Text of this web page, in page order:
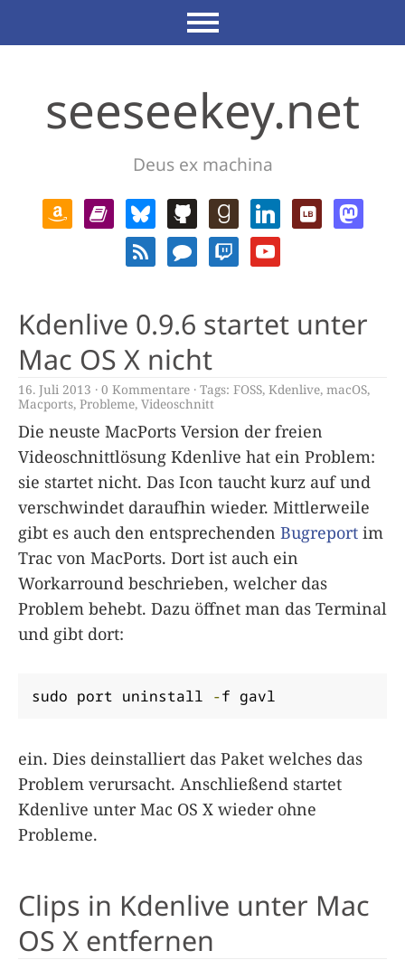
seeseekey.net
Deus ex machina
Kdenlive 0.9.6 startet unter
Mac OS X nicht
16. Juli 2013 0 Kommentare Tags: FOSS, Kdenlive, macOS,
Macports, Probleme, Videoschnitt
Die neuste MacPorts Version der freien
Videoschnittlösung Kdenlive hat ein Problem:
sie startet nicht. Das Icon taucht kurz auf und
verschwindet daraufhin wieder. Mittlerweile
gibt es auch den entsprechenden Bugreport im
Trac von MacPorts. Dort ist auch ein
Workarround beschrieben, welcher das
Problem behebt. Dazu öffnet man das Terminal
und gibt dort:
sudo port uninstall -f gavl
ein. Dies deinstalliert das Paket welches das
Problem verursacht. Anschließend startet
Kdenlive unter Mac OS X wieder ohne
Probleme.
Clips in Kdenlive unter Mac
OS X entfernen